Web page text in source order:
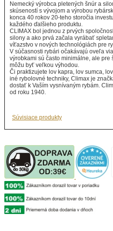
Nemecký výrobca pletených šnúr a
skúseností s vývojom a výrobou
konca 40 rokov 20-teho storočia
každého ďalšieho produktu.
CLIMAX bol jednou z prvých
silony a ako prvá začala vyrábať
víťazstvo v nových technológiách pre
V súčasnosti rybári očakávajú oveľa
výrobkami sú často minimálne, ale
môžu byť veľkou výhodou.
Či praktizujete lov kapra, lov sumca,
iné rybolovné techniky, Climax je
dostať k Vaším vysnívaným rybám.
od roku 1940.
Súvisiace produkty